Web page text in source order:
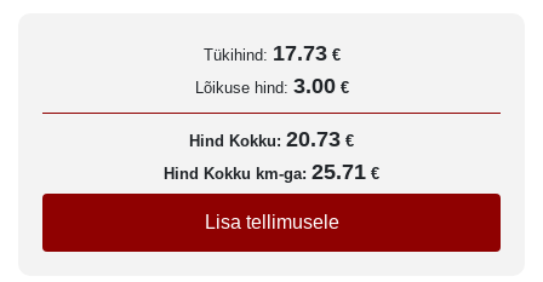
Tükihind: 17.73 €
Lõikuse hind: 3.00 €
Hind Kokku: 20.73 €
Hind Kokku km-ga: 25.71 €
Lisa tellimusele